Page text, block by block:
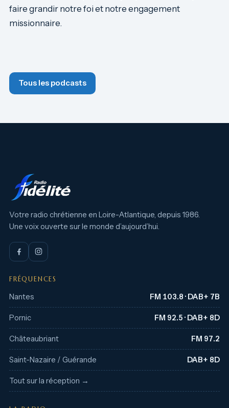
faire grandir notre foi et notre engagement
missionnaire.
Tous les podcasts
Votre radio chrétienne en Loire-Atlantique, depuis 1986.
Une voix ouverte sur le monde d’aujourd’hui.
FRÉQUENCES
Nantes FM 103.8 · DAB+ 7B
Pornic FM 92.5 · DAB+ 8D
Châteaubriant FM 97.2
Saint-Nazaire / Guérande DAB+ 8D
Tout sur la réception →